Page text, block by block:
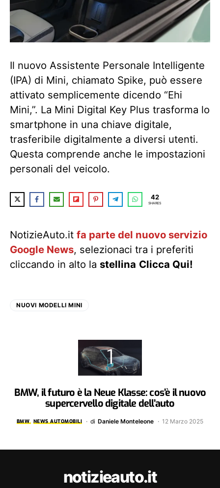
Il nuovo Assistente Personale Intelligente
(IPA) di Mini, chiamato Spike, può essere
attivato semplicemente dicendo “Ehi
Mini,”. La Mini Digital Key Plus trasforma lo
smartphone in una chiave digitale,
trasferibile digitalmente a diversi utenti.
Questa comprende anche le impostazioni
personali del veicolo.
42
SHARES
NotizieAuto.it fa parte del nuovo servizio
Google News, selezionaci tra i preferiti
cliccando in alto la stellina Clicca Qui!
NUOVI MODELLI MINI
BMW, il futuro è la Neue Klasse: cos’è il nuovo
supercervello digitale dell’auto
BMW NEWS AUTOMOBILI di Daniele Monteleone 12 Marzo 2025
notizieauto.it